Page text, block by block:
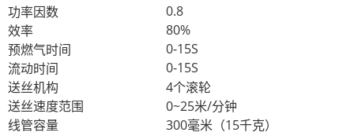
功率因数
0.8
效率
80%
预燃气时间
0-15S
流动时间
0-15S
送丝机构
4个滚轮
送丝速度范围
0~25米/分钟
线管容量
300毫米（15千克）